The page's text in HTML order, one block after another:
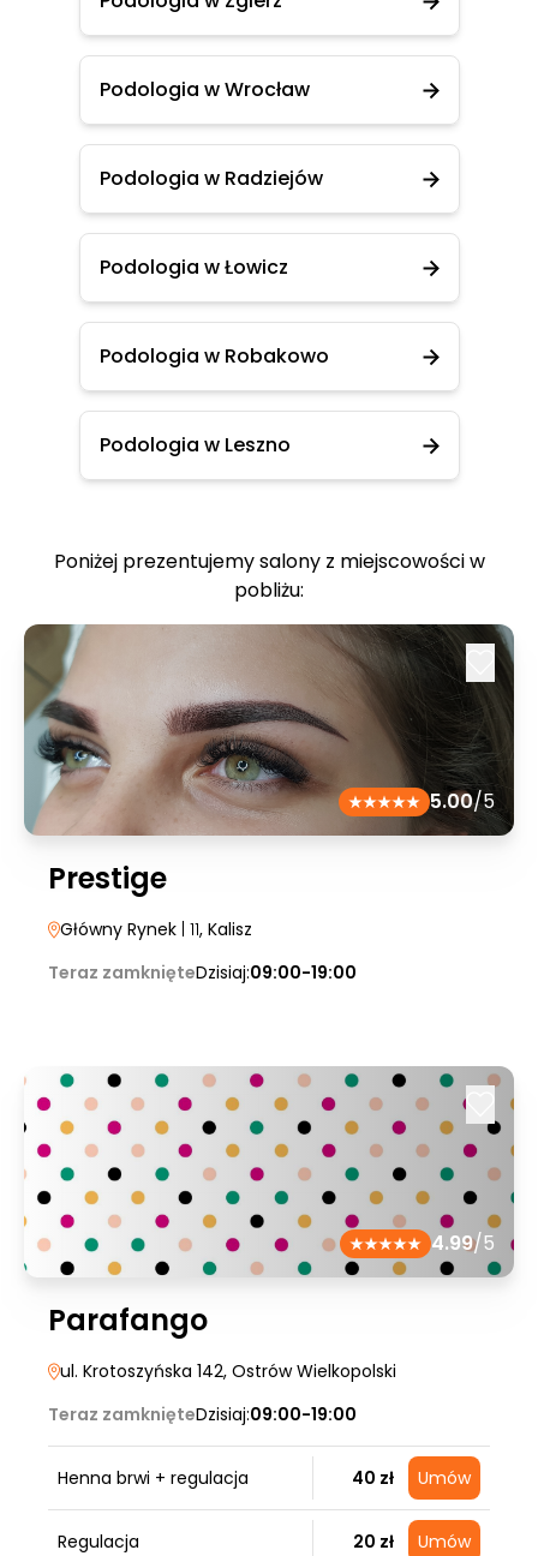
Podologia w Wrocław
Podologia w Radziejów
Podologia w Łowicz
Podologia w Robakowo
Podologia w Leszno
Poniżej prezentujemy salony z miejscowości w
pobliżu:
5.00/5
Prestige
Główny Rynek | 11, Kalisz
Teraz zamknięteDzisiaj:09:00-19:00
4.99/5
Parafango
ul. Krotoszyńska 142, Ostrów Wielkopolski
Teraz zamknięteDzisiaj:09:00-19:00
Henna brwi + regulacja 40 zł Umów
Regulacja 20 zł Umów